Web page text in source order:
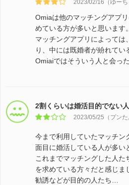
2023/02/16（ゆーち
Omiaは他のマッチングアプ
めている方が多いと思います。
マッチングアプリによっては
り、中には既婚者が紛れてい
Omiaiではそういう人と会っ
2割くらいは婚活目的でない
2023/05/25（プンた
今まで利用していたマッチン
面目に婚活している人が多い
これまでマッチングした人
を求めている方々だと感じ
勧誘などが目的の人たち…